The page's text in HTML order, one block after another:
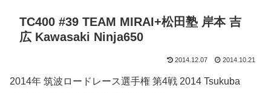
TC400 #39 TEAM MIRAI+松田塾 岸本 吉
広 Kawasaki Ninja650
2014.12.07 2014.10.21
2014年 筑波ロードレース選手権 第4戦 2014 Tsukuba